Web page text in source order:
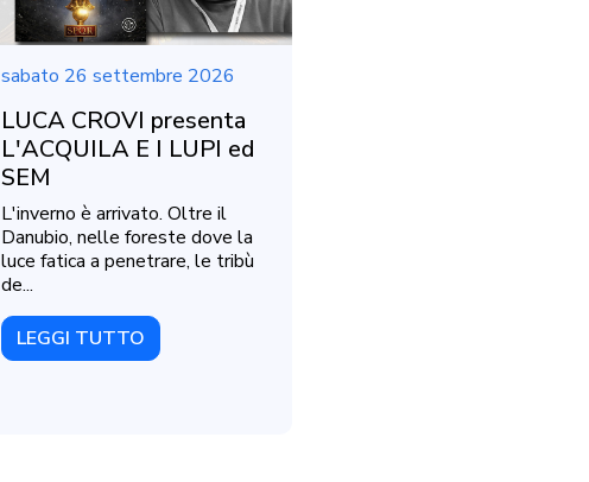
sabato 26 settembre 2026
LUCA CROVI presenta
L'ACQUILA E I LUPI ed
SEM
L'inverno è arrivato. Oltre il
Danubio, nelle foreste dove la
luce fatica a penetrare, le tribù
de...
LEGGI TUTTO